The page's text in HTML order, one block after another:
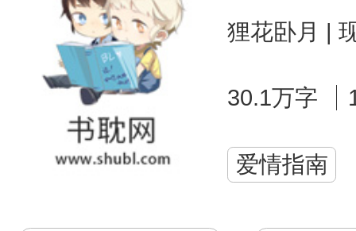
狸花卧月 |
30.1万字
爱情指南